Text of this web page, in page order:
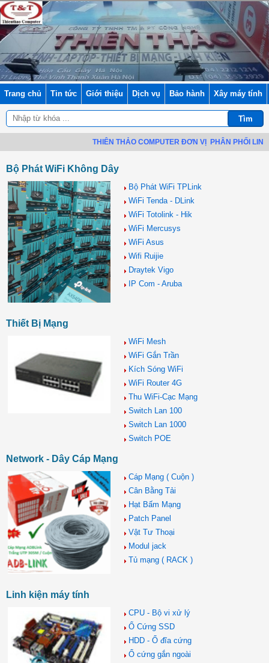
Trang chủ Tin tức Giới thiệu Dịch vụ Bảo hành Xây máy tính
THIÊN THẢO COMPUTER ĐƠN VỊ PHÂN PHỐI LINH
Bộ Phát WiFi Không Dây
Bộ Phát WiFi TPLink
WiFi Tenda - DLink
WiFi Totolink - Hik
WiFi Mercusys
WiFi Asus
Wifi Ruijie
Draytek Vigo
IP Com - Aruba
Thiết Bị Mạng
WiFi Mesh
WiFi Gắn Trần
Kích Sóng WiFi
WiFi Router 4G
Thu WiFi-Cạc Mạng
Switch Lan 100
Switch Lan 1000
Switch POE
Network - Dây Cáp Mạng
Cáp Mạng ( Cuộn )
Cân Bằng Tải
Hạt Bấm Mạng
Patch Panel
Vật Tư Thoại
Modul jack
Tủ mạng ( RACK )
Linh kiện máy tính
CPU - Bộ vi xử lý
Ổ Cứng SSD
HDD - Ổ đĩa cứng
Ổ cứng gắn ngoài